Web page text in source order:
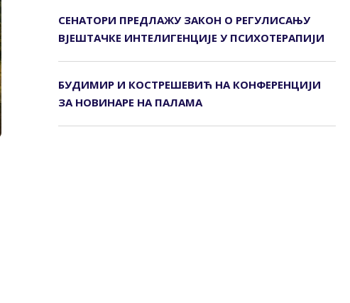
СЕНАТОРИ ПРЕДЛАЖУ ЗАКОН О РЕГУЛИСАЊУ
ВЈЕШТАЧКЕ ИНТЕЛИГЕНЦИЈЕ У ПСИХОТЕРАПИЈИ
БУДИМИР И КОСТРЕШЕВИЋ НА КОНФЕРЕНЦИЈИ
ЗА НОВИНАРЕ НА ПАЛАМА